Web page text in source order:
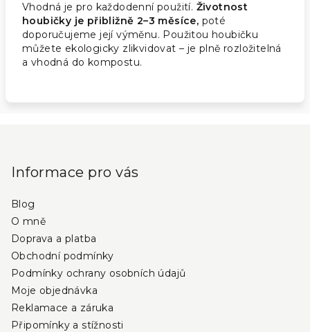
Vhodná je pro každodenní použití. Životnost
houbičky je přibližně 2–3 měsíce, poté
doporučujeme její výměnu. Použitou houbičku
můžete ekologicky zlikvidovat – je plně rozložitelná
a vhodná do kompostu.
Informace pro vás
Blog
O mně
Doprava a platba
Obchodní podmínky
Podmínky ochrany osobních údajů
Moje objednávka
Reklamace a záruka
Připomínky a stížnosti